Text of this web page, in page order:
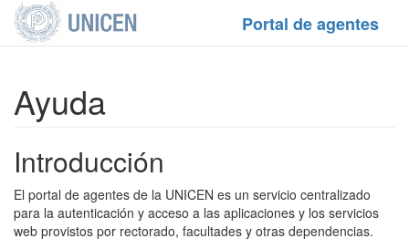
Portal de agentes
Ayuda
Introducción
El portal de agentes de la UNICEN es un servicio centralizado
para la autenticación y acceso a las aplicaciones y los servicios
web provistos por rectorado, facultades y otras dependencias.